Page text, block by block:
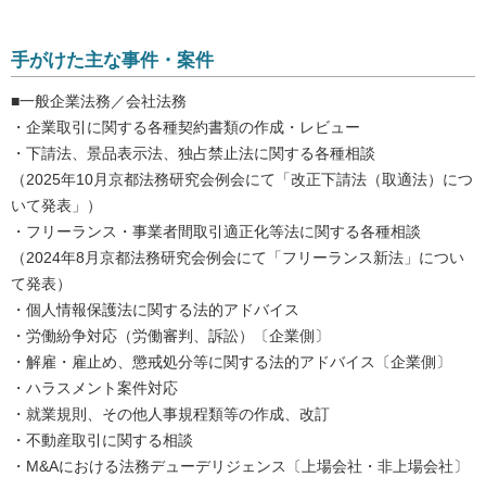
手がけた主な事件・案件
■一般企業法務／会社法務
・企業取引に関する各種契約書類の作成・レビュー
・下請法、景品表示法、独占禁止法に関する各種相談
（2025年10月京都法務研究会例会にて「改正下請法（取適法）につ
いて発表」）
・フリーランス・事業者間取引適正化等法に関する各種相談
（2024年8月京都法務研究会例会にて「フリーランス新法」につい
て発表）
・個人情報保護法に関する法的アドバイス
・労働紛争対応（労働審判、訴訟）〔企業側〕
・解雇・雇止め、懲戒処分等に関する法的アドバイス〔企業側〕
・ハラスメント案件対応
・就業規則、その他人事規程類等の作成、改訂
・不動産取引に関する相談
・M&Aにおける法務デューデリジェンス〔上場会社・非上場会社〕